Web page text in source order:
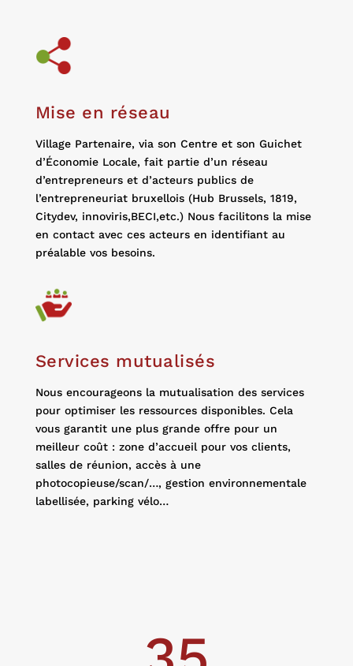
Mise en réseau
Village Partenaire, via son Centre et son Guichet
d’Économie Locale, fait partie d’un réseau
d’entrepreneurs et d’acteurs publics de
l’entrepreneuriat bruxellois (Hub Brussels, 1819,
Citydev, innoviris,BECI,etc.) Nous facilitons la mise
en contact avec ces acteurs en identifiant au
préalable vos besoins.
Services mutualisés
Nous encourageons la mutualisation des services
pour optimiser les ressources disponibles. Cela
vous garantit une plus grande offre pour un
meilleur coût : zone d’accueil pour vos clients,
salles de réunion, accès à une
photocopieuse/scan/…, gestion environnementale
labellisée, parking vélo…